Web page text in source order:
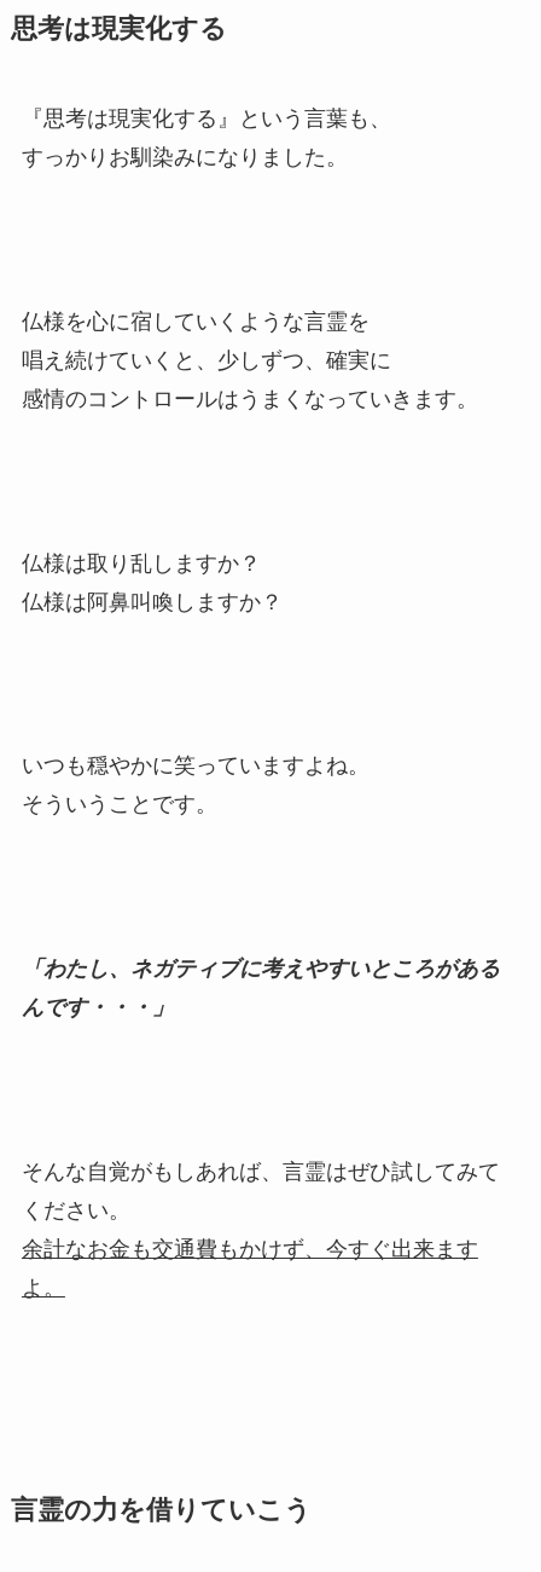
思考は現実化する
『思考は現実化する』という言葉も、
すっかりお馴染みになりました。
仏様を心に宿していくような言霊を
唱え続けていくと、少しずつ、確実に
感情のコントロールはうまくなっていきます。
仏様は取り乱しますか？
仏様は阿鼻叫喚しますか？
いつも穏やかに笑っていますよね。
そういうことです。
「わたし、ネガティブに考えやすいところがある
んです・・・」
そんな自覚がもしあれば、言霊はぜひ試してみて
ください。
余計なお金も交通費もかけず、今すぐ出来ます
よ。
言霊の力を借りていこう